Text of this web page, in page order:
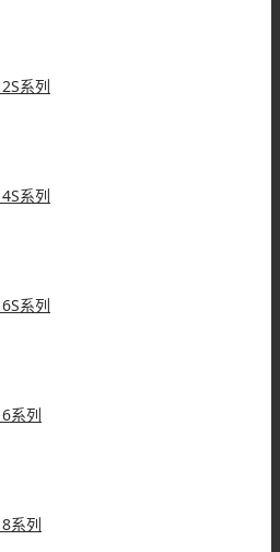
系列
系列
系列
系列
系列